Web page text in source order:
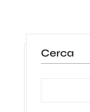
Cerca